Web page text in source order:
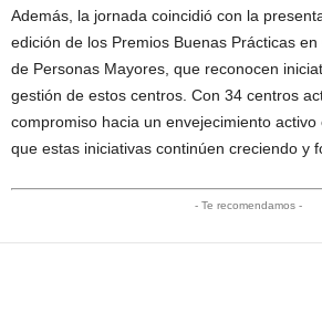
Además, la jornada coincidió con la
edición de los Premios Buenas Prácticas
de Personas Mayores, que reconocen
gestión de estos centros. Con 34 centros
compromiso hacia un envejecimiento
que estas iniciativas continúen creciendo y
- Te recomendamos -